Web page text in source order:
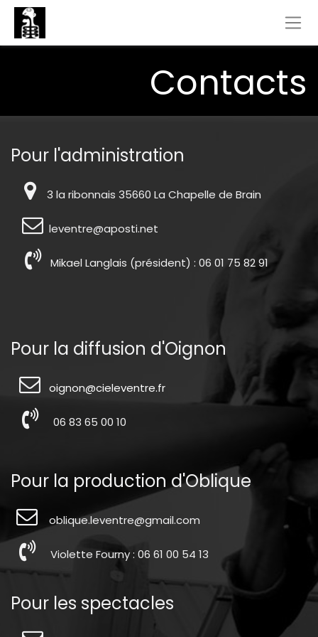
Contacts
Pour l'administration
3 la ribonnais 35660 La Chapelle de Brain
leventre@aposti.net
Mikael Langlais (président) : 06 01 75 82 91
Pour la diffusion d'Oignon
oignon@cieleventre.fr
06 83 65 00 10
Pour la production d'Oblique
oblique.leventre@gmail.com
Violette Fourny : 06 61 00 54 13
Pour les spectacles